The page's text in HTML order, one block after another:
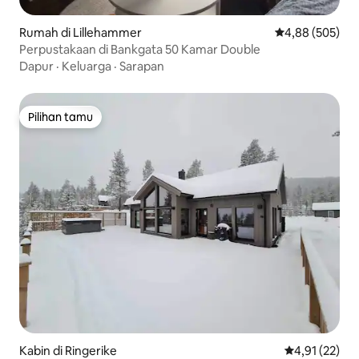
Rumah di Lillehammer Nilai rata-rata
4,88 (505)
Perpustakaan di Bankgata 50 Kamar Double
Dapur · Keluarga · Sarapan
Pilihan tamu
Pilihan tamu
Kabin di Ringerike Nilai rata-
4,91 (22)